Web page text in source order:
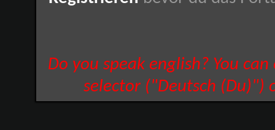
Do you speak english? You
selector ("Deutsch (Du)")